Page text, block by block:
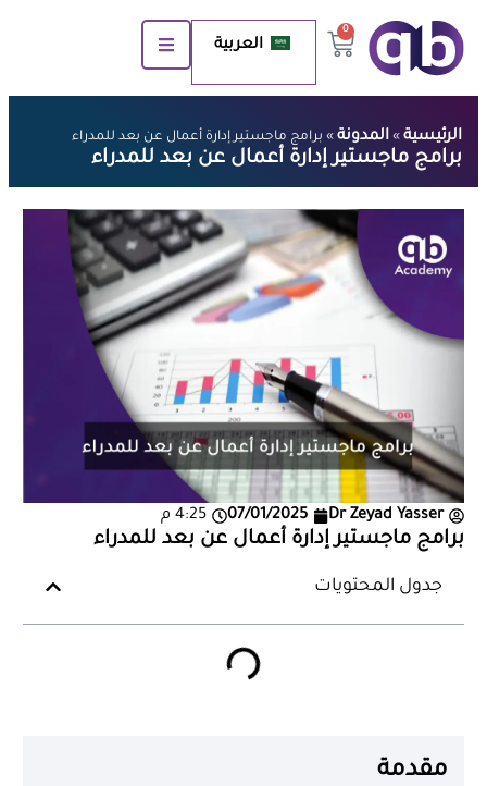
0
العربية
الرئيسية » المدونة » برامج ماجستير إدارة أعمال عن بعد للمدراء
برامج ماجستير إدارة أعمال عن بعد للمدراء
Dr Zeyad Yasser
07/01/2025 4:25 م
برامج ماجستير إدارة أعمال عن بعد للمدراء
جدول المحتويات
مقدمة